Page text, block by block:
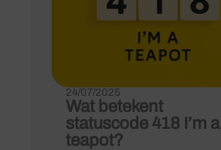
24/07/2025
Wat betekent
statuscode 418 I’m a
teapot?